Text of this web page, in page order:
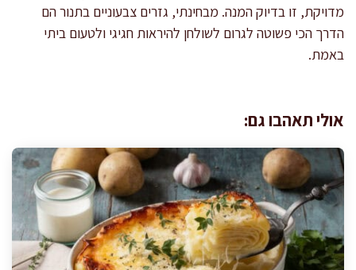
מדויקת, זו בדיוק המנה. מבחינתי, גזרים צבעוניים בתנור הם
הדרך הכי פשוטה לגרום לשולחן להיראות חגיגי ולטעום ביתי
באמת.
אולי תאהבו גם: